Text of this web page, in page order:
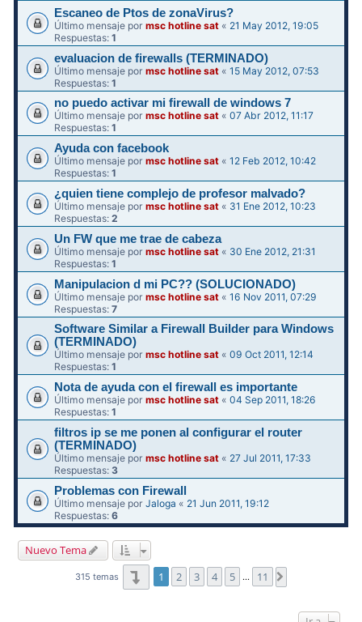
Escaneo de Ptos de zonaVirus?
Último mensaje pormsc hotline sat « 21 May 2012, 19:05
Respuestas:1
evaluacion de firewalls (TERMINADO)
Último mensaje pormsc hotline sat «15 May 2012, 07:53
Respuestas:1
no puedo activar mi firewall de windows 7
Último mensaje pormsc hotline sat «07 Abr 2012, 11:17
Respuestas:1
Ayuda con facebook
Último mensaje pormsc hotline sat «12 Feb 2012, 10:42
Respuestas:1
¿quien tiene complejo de profesor malvado?
Último mensaje pormsc hotline sat « 31 Ene 2012, 10:23
Respuestas:2
Un FW que me trae de cabeza
Último mensaje pormsc hotline sat « 30 Ene 2012, 21:31
Respuestas:1
Manipulacion d mi PC?? (SOLUCIONADO)
Último mensaje pormsc hotline sat «16 Nov 2011, 07:29
Respuestas:7
Software Similar a Firewall Builder para Windows
(TERMINADO)
Último mensaje pormsc hotline sat «09 Oct 2011, 12:14
Respuestas:1
Nota de ayuda con el firewall es importante
Último mensaje pormsc hotline sat «04 Sep 2011, 18:26
Respuestas:1
filtros ip se me ponen al configurar el router
(TERMINADO)
Último mensaje pormsc hotline sat « 27 Jul 2011, 17:33
Respuestas: 3
Problemas con Firewall
Último mensaje porJaloga « 21 Jun 2011, 19:12
Respuestas:6
Nuevo Tema
315 temas Página1 de 11
1 2 3 4 5 … 11